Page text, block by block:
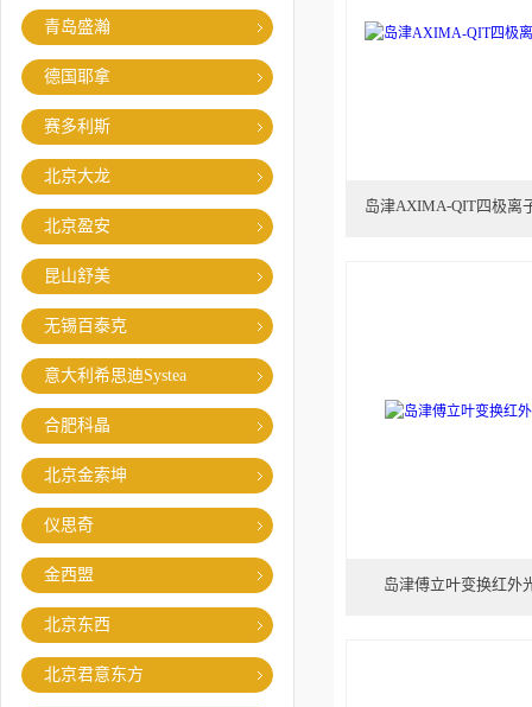
青岛盛瀚
德国耶拿
赛多利斯
北京大龙
北京盈安
昆山舒美
无锡百泰克
意大利希思迪Systea
合肥科晶
北京金索坤
仪思奇
金西盟
北京东西
北京君意东方
岛津AXIMA-QIT四极离
岛津傅立叶变换红外